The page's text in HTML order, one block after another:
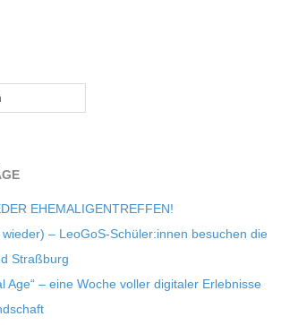
EHEMALIGENTREFFEN!
– LeoGoS-Schüler:innen besu­chen die
Straßburg
Age“ – eine Woche vol­ler digi­ta­ler Erleb­nisse